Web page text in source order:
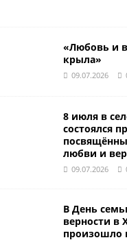
«Любовь и
крыла»
09.07.2026
8 июля в
состоялся
любви и
09.07.2026
В День
верности в
произошло